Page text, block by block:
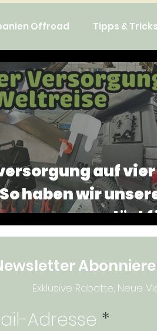
Offroad Tipps & Tricks
Camping Tipps Fahrzeuge
auf vier
haben wir
gelöst
Exklusive Rabatte, Neue
Adresse